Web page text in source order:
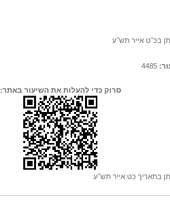
בכ"ט אייר תש"ע
סרוק כדי להעלות את השיעור באתר:
בתאריך כט אייר תש"ע